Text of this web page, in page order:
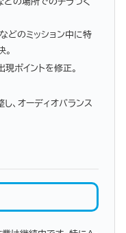
などのミッション中に特
現ポイントを修正。
、オーディオバランス